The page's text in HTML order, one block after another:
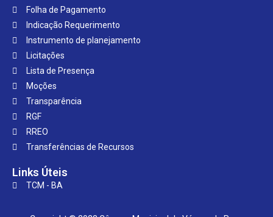
Folha de Pagamento
Indicação Requerimento
Instrumento de planejamento
Licitações
Lista de Presença
Moções
Transparência
RGF
RREO
Transferências de Recursos
Links Úteis
TCM - BA